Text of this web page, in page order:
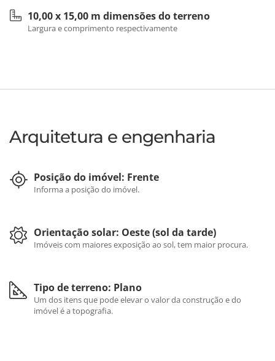
10,00 x 15,00 m dimensões do terreno
Largura e comprimento respectivamente
Arquitetura e engenharia
Posição do imóvel: Frente
Informa a posição do imóvel.
Orientação solar: Oeste (sol da tarde)
Imóveis com maiores exposição ao sol, tem maior procura.
Tipo de terreno: Plano
Um dos itens que pode elevar o valor da construção e do
imóvel é a topografia.